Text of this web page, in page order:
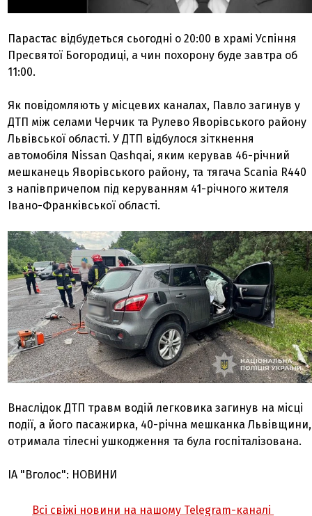
Парастас відбудеться сьогодні о 20:00 в храмі Успіння
Пресвятої Богородиці, а чин похорону буде завтра об
11:00.
Як повідомляють у місцевих каналах, Павло загинув у
ДТП між селами Черчик та Рулево Яворівського району
Львівської області. У ДТП відбулося зіткнення
автомобіля Nissan Qashqai, яким керував 46-річний
мешканець Яворівського району, та тягача Scania R440
з напівпричепом під керуванням 41-річного жителя
Івано-Франківської області.
Внаслідок ДТП травм водій легковика загинув на місці
події, а його пасажирка, 40-річна мешканка Львівщини,
отримала тілесні ушкодження та була госпіталізована.
ІА "Вголос": НОВИНИ
Всі свіжі новини на нашому Telegram-каналі